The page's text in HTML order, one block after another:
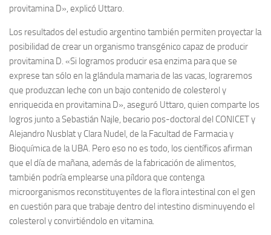
provitamina D», explicó Uttaro.
Los resultados del estudio argentino también permiten proyectar la
posibilidad de crear un organismo transgénico capaz de producir
provitamina D. «Si logramos producir esa enzima para que se
exprese tan sólo en la glándula mamaria de las vacas, lograremos
que produzcan leche con un bajo contenido de colesterol y
enriquecida en provitamina D», aseguró Uttaro, quien comparte los
logros junto a Sebastián Najle, becario pos-doctoral del CONICET y
Alejandro Nusblat y Clara Nudel, de la Facultad de Farmacia y
Bioquímica de la UBA. Pero eso no es todo, los científicos afirman
que el día de mañana, además de la fabricación de alimentos,
también podría emplearse una píldora que contenga
microorganismos reconstituyentes de la flora intestinal con el gen
en cuestión para que trabaje dentro del intestino disminuyendo el
colesterol y convirtiéndolo en vitamina.